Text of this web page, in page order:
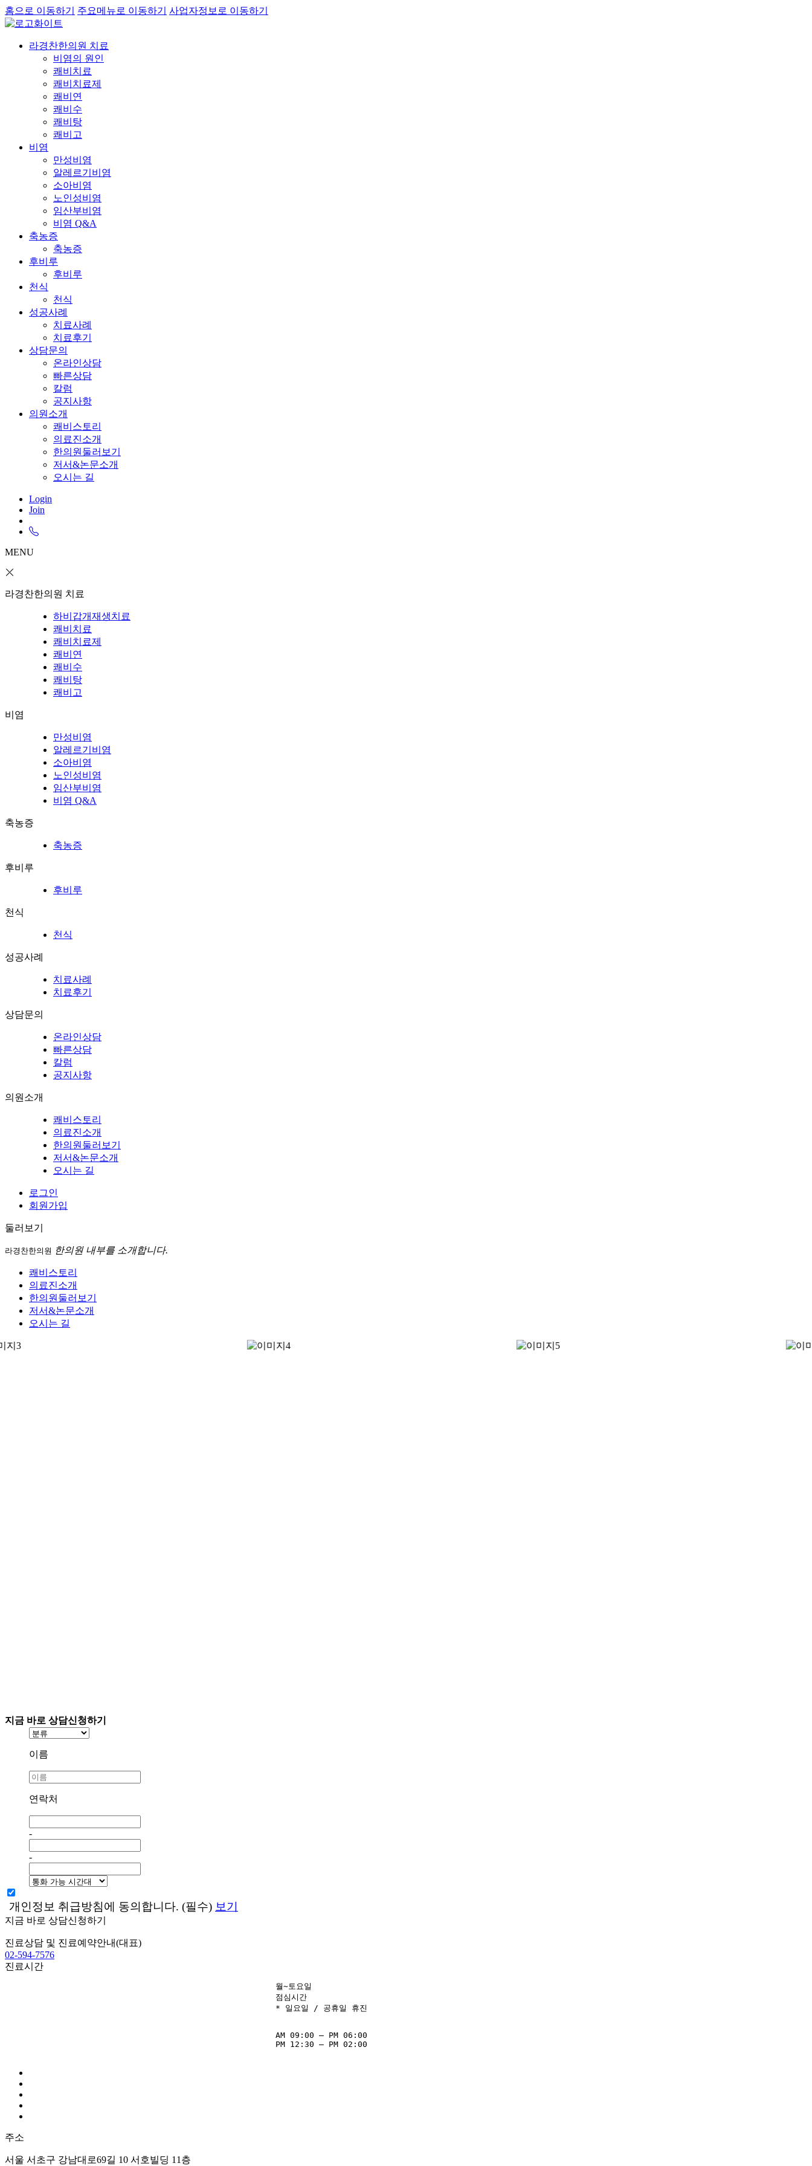
홈으로 이동하기 주요메뉴로 이동하기 사업자정보로 이동하기
라경찬한의원 치료
비염의 원인
쾌비치료
쾌비치료제
쾌비연
쾌비수
쾌비탕
쾌비고
비염
만성비염
알레르기비염
소아비염
노인성비염
임산부비염
비염 Q&A
축농증
축농증
후비루
후비루
천식
천식
성공사례
치료사례
치료후기
상담문의
온라인상담
빠른상담
칼럼
공지사항
의원소개
쾌비스토리
의료진소개
한의원둘러보기
저서&논문소개
오시는 길
Login
Join
MENU
라경찬한의원 치료
하비갑개재생치료
쾌비치료
쾌비치료제
쾌비연
쾌비수
쾌비탕
쾌비고
비염
만성비염
알레르기비염
소아비염
노인성비염
임산부비염
비염 Q&A
축농증
축농증
후비루
후비루
천식
천식
성공사례
치료사례
치료후기
상담문의
온라인상담
빠른상담
칼럼
공지사항
의원소개
쾌비스토리
의료진소개
한의원둘러보기
저서&논문소개
오시는 길
로그인
회원가입
둘러보기
라경찬한의원 한의원 내부를 소개합니다.
쾌비스토리
의료진소개
한의원둘러보기
저서&논문소개
오시는 길
지금 바로 상담신청하기
이름
연락처
-
-
개인정보 취급방침에 동의합니다. (필수) 보기
지금 바로 상담신청하기
진료상담 및 진료예약안내(대표)
02-594-7576
진료시간
주소
서울 서초구 강남대로69길 10 서호빌딩 11층